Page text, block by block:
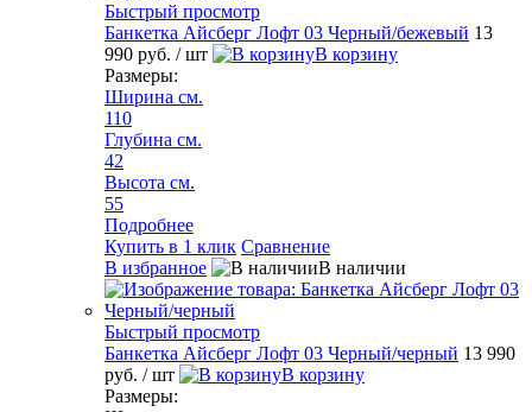
Быстрый просмотр
Банкетка Айсберг Лофт 03 Черный/бежевый 13
990 руб. / шт
В корзину
Размеры:
Ширина см.
110
Глубина см.
42
Высота см.
55
Подробнее
Купить в 1 клик Сравнение
В избранное
В наличии
Быстрый просмотр
Банкетка Айсберг Лофт 03 Черный/черный 13 990
руб. / шт
В корзину
Размеры: